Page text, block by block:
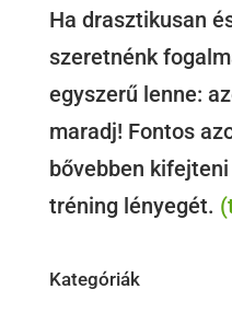
Ha drasztikusan
szeretnénk
egyszerű lenne:
maradj! Fontos
bővebben
tréning lényegét.
Kategóriák